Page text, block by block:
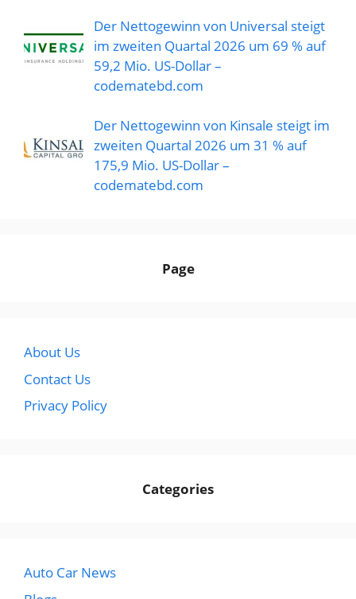
Der Nettogewinn von Universal steigt
im zweiten Quartal 2026 um 69 % auf
59,2 Mio. US-Dollar –
codematebd.com
Der Nettogewinn von Kinsale steigt im
zweiten Quartal 2026 um 31 % auf
175,9 Mio. US-Dollar –
codematebd.com
Page
About Us
Contact Us
Privacy Policy
Categories
Auto Car News